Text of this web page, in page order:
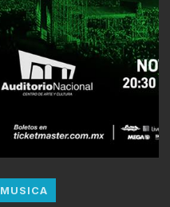
MUSICA